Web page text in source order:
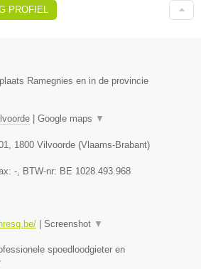
PROFIEL
Ramegnies en in de provincie
| Google maps ▼
1800 Vilvoorde (Vlaams-Brabant)
- , BTW-nr: BE 1028.493.968
| Screenshot ▼
spoedloodgieter en